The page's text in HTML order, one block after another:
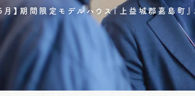
月】期間限定モデルハウス『上益城郡嘉島町